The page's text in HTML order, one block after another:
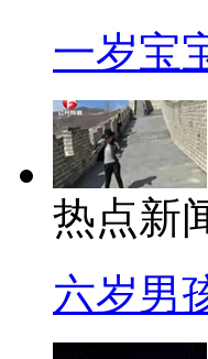
一岁宝
热点新
六岁男